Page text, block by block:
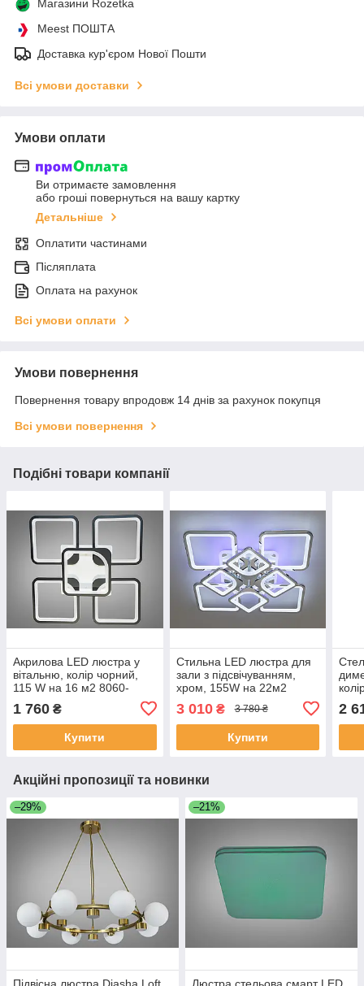
Магазини Rozetka
Meest ПОШТА
Доставка кур'єром Нової Пошти
Всі умови доставки
Умови оплати
Ви отримаєте замовлення
або гроші повернуться на вашу картку
Детальніше
Оплатити частинами
Післяплата
Оплата на рахунок
Всі умови оплати
Умови повернення
Повернення товару впродовж 14 днів за рахунок покупця
Всі умови повернення
Подібні товари компанії
Акрилова LED люстра у
вітальню, колір чорний,
115 W на 16 м2 8060-
1 760 ₴
Купити
Стильна LED люстра для
зали з підсвічуванням,
хром, 155W на 22м2
3 010₴ 3 780 ₴
Купити
2
Акційні пропозиції та новинки
–29% –21%